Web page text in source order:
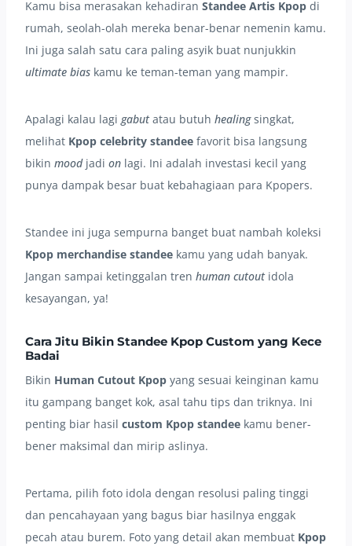
Kamu bisa merasakan kehadiran Standee Artis Kpop di
rumah, seolah-olah mereka benar-benar nemenin kamu.
Ini juga salah satu cara paling asyik buat nunjukkin
ultimate bias kamu ke teman-teman yang mampir.
Apalagi kalau lagi gabutatau butuh healingsingkat,
melihat Kpop celebrity standee favorit bisa langsung
bikin moodjadi on lagi. Ini adalah investasi kecil yang
punya dampak besar buat kebahagiaan para Kpopers.
Standee ini juga sempurna banget buat nambah koleksi
Kpop merchandise standee kamu yang udah banyak.
Jangan sampai ketinggalan tren human cutoutidola
kesayangan, ya!
Cara Jitu Bikin Standee Kpop Custom yang Kece
Badai
Bikin Human Cutout Kpop yang sesuai keinginan kamu
itu gampang banget kok, asal tahu tips dan triknya. Ini
penting biar hasil custom Kpop standee kamu bener-
bener maksimal dan mirip aslinya.
Pertama, pilih foto idola dengan resolusi paling tinggi
dan pencahayaan yang bagus biar hasilnya enggak
pecah atau burem. Foto yang detail akan membuat Kpop